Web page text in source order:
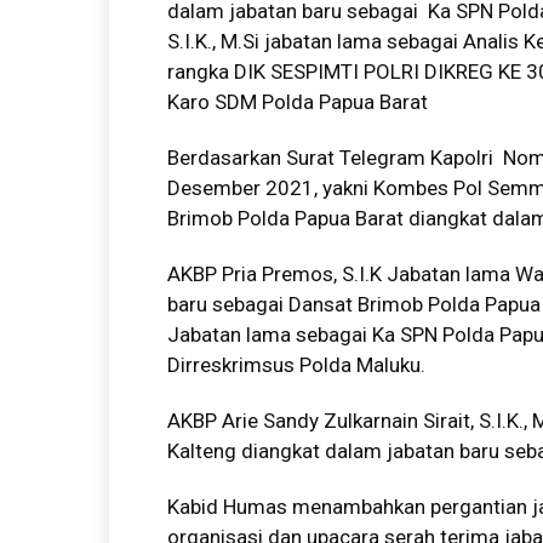
dalam jabatan baru sebagai Ka SPN
S.I.K., M.Si jabatan lama sebagai Analis
rangka DIK SESPIMTI POLRI DIKREG
Karo SDM Polda Papua Barat
Berdasarkan Surat Telegram Kapolri
Desember 2021, yakni Kombes Pol
Brimob Polda Papua Barat diangkat
AKBP Pria Premos, S.I.K Jabatan lama
baru sebagai Dansat Brimob Polda
Jabatan lama sebagai Ka SPN Polda
Dirreskrimsus Polda Maluku.
AKBP Arie Sandy Zulkarnain Sirait,
Kalteng diangkat dalam jabatan baru
Kabid Humas menambahkan pergantian
organisasi dan upacara serah terima